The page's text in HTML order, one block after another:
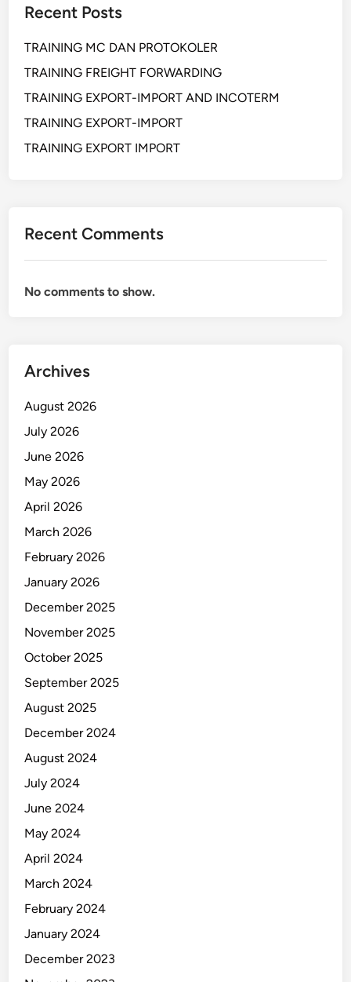
Recent Posts
TRAINING MC DAN PROTOKOLER
TRAINING FREIGHT FORWARDING
TRAINING EXPORT-IMPORT AND INCOTERM
TRAINING EXPORT-IMPORT
TRAINING EXPORT IMPORT
Recent Comments
No comments to show.
Archives
August 2026
July 2026
June 2026
May 2026
April 2026
March 2026
February 2026
January 2026
December 2025
November 2025
October 2025
September 2025
August 2025
December 2024
August 2024
July 2024
June 2024
May 2024
April 2024
March 2024
February 2024
January 2024
December 2023